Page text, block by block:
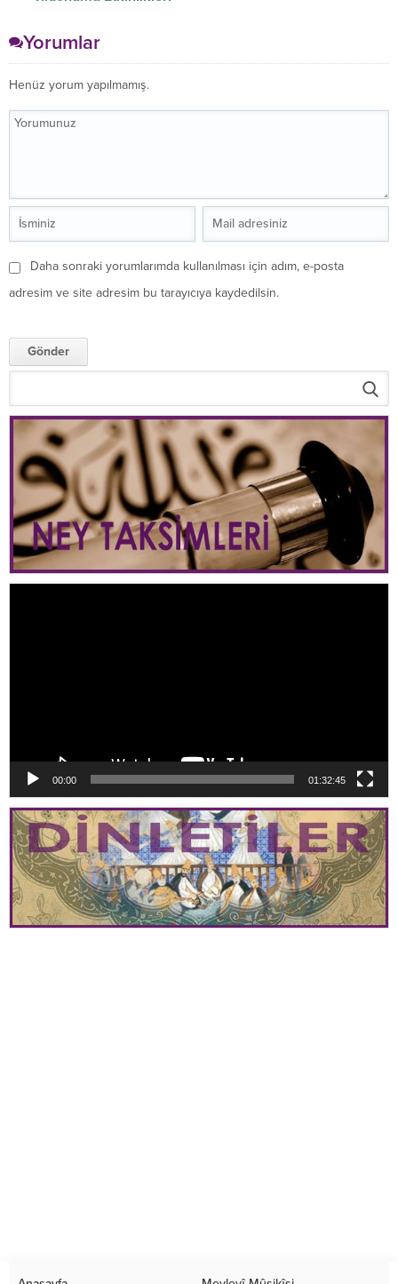
Yorumlar
Henüz yorum yapılmamış.
Daha sonraki yorumlarımda kullanılması için adım, e-posta
adresim ve site adresim bu tarayıcıya kaydedilsin.
00:00 01:32:45